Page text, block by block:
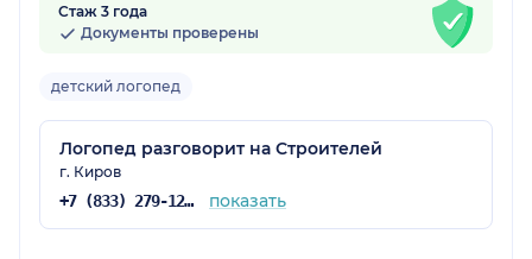
Стаж 3 года
Документы проверены
детский логопед
Логопед разговорит на Строителей
г. Киров
+7 (833) 279-12-71 показать